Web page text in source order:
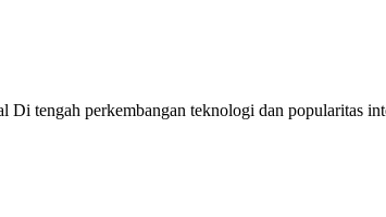
tengah perkembangan teknologi dan popularitas